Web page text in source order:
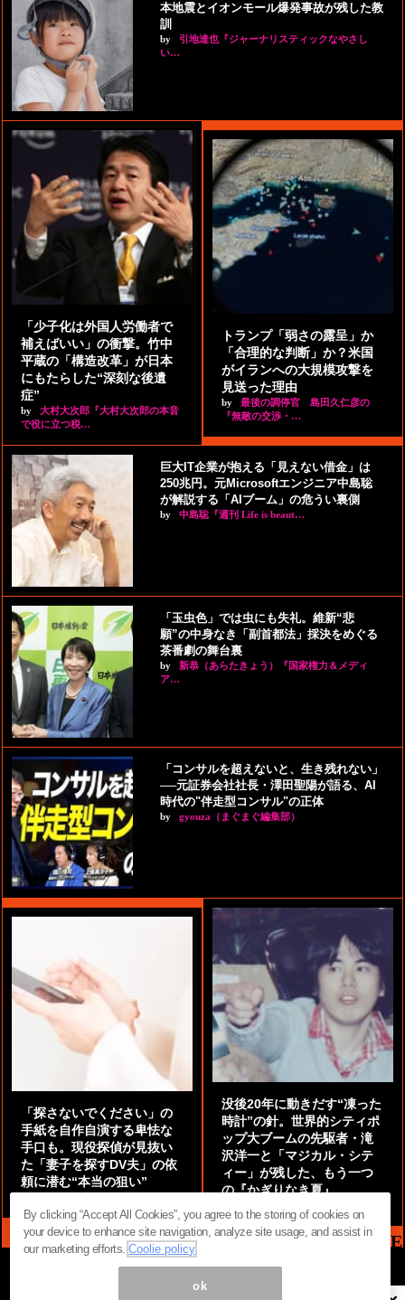
本地震とイオンモール爆発事故が残した教
訓
by
引地達也『ジャーナリスティックなやさし
い…
「少子化は外国人労働者で
補えばいい」の衝撃。竹中
平蔵の「構造改革」が日本
にもたらした“深刻な後遺
症”
by
大村大次郎『大村大次郎の本音
で役に立つ税…
トランプ「弱さの露呈」か
「合理的な判断」か？米国
がイランへの大規模攻撃を
見送った理由
by
最後の調停官 島田久仁彦の
『無敵の交渉・…
巨大IT企業が抱える「見えない借金」は
250兆円。元Microsoftエンジニア中島聡
が解説する「AIブーム」の危うい裏側
by 中島聡『週刊 Life is beaut…
「玉虫色」では虫にも失礼。維新“悲
願”の中身なき「副首都法」採決をめぐる
茶番劇の舞台裏
by
新恭（あらたきょう）『国家権力＆メディ
ア…
「コンサルを超えないと、生き残れない」
──元証券会社社長・澤田聖陽が語る、AI
時代の"伴走型コンサル"の正体
by gyouza（まぐまぐ編集部）
「探さないでください」の
手紙を自作自演する卑怯な
手口も。現役探偵が見抜い
た「妻子を探すDV夫」の依
頼に潜む“本当の狙い”
没後20年に動きだす“凍った
時計”の針。世界的シティポ
ップ大ブームの先駆者・滝
沢洋一と「マジカル・シテ
ィー」が残した、もう一つ
の『かぎりなき夏』
MAG2 NEWS HEADLINE
By clicking “Accept All Cookies”, you agree to the storing of cookies on
your device to enhance site navigation, analyze site usage, and assist in
our marketing efforts.Coolie policy
ok